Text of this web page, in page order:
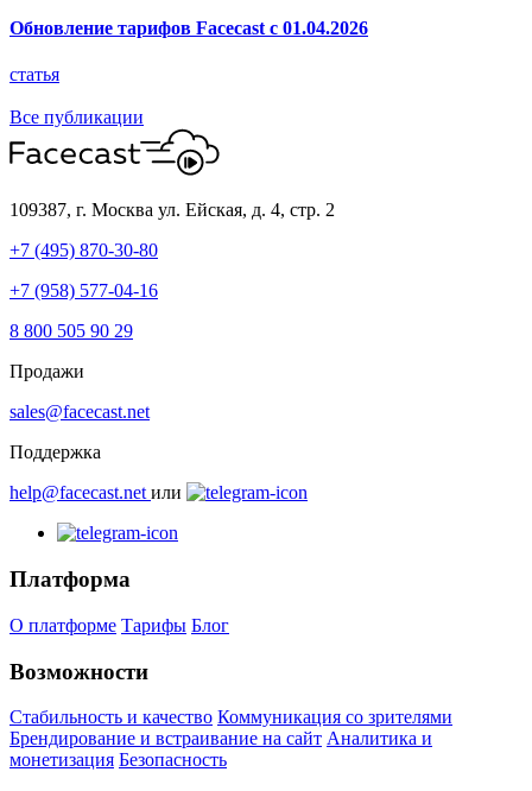
Обновление тарифов Facecast с 01.04.2026
статья
Все публикации
109387, г. Москва ул. Ейская, д. 4, стр. 2
+7 (495) 870-30-80
+7 (958) 577-04-16
8 800 505 90 29
Продажи
sales@facecast.net
Поддержка
help@facecast.net или
Платформа
О платформе Тарифы Блог
Возможности
Стабильность и качество Коммуникация со зрителями
Брендирование и встраивание на сайт Аналитика и
монетизация Безопасность